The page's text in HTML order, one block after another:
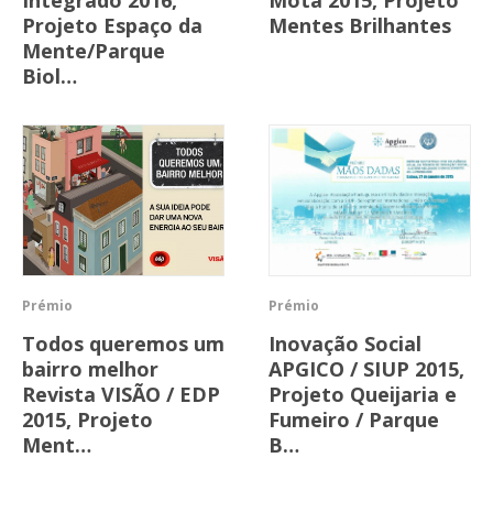
Projeto Espaço da
Mente/Parque
Biol…
Mentes Brilhantes
Prémio
Todos queremos um
bairro melhor
Revista VISÃO / EDP
2015, Projeto
Ment…
Prémio
Inovação Social
APGICO / SIUP 2015,
Projeto Queijaria e
Fumeiro / Parque
B…